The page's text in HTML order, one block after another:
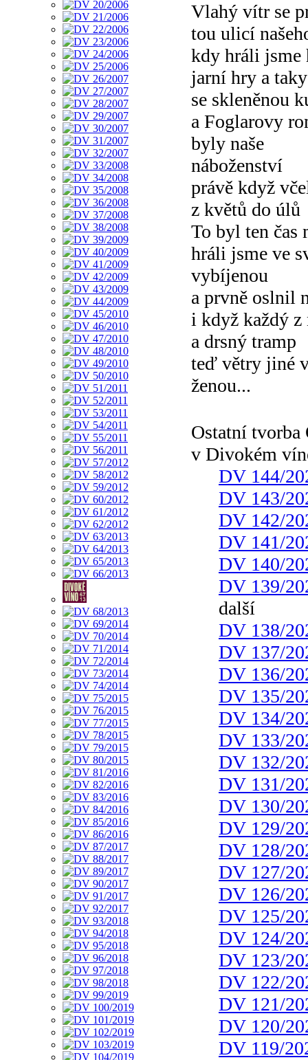
Vlahý vítr se
tou ulicí
kdy hráli jsme
jarní hry a
se skleněnou
a Foglarovy
byly naše
náboženství
právě když
z květů do úlů
To byl ten čas
hráli jsme ve
vybíjenou
a prvně oslnil
i když každý z
a drsný tramp
teď větry jiné
ženou...
Ostatní tvorba
v Divokém
DV 144/
DV 143/
DV 142/
DV 141/
DV 140/
DV 139/
další
DV 138/
DV 137/
DV 136/
DV 135/
DV 134/
DV 133/
DV 132/
DV 131/
DV 130/
DV 129/
DV 128/
DV 127/
DV 126/
DV 125/
DV 124/
DV 123/
DV 122/
DV 121/
DV 120/
DV 119/